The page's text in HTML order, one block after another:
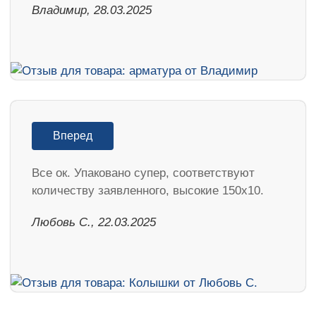
Владимир, 28.03.2025
Вперед
Все ок. Упаковано супер, соответствуют
количеству заявленного, высокие 150х10.
Любовь С., 22.03.2025